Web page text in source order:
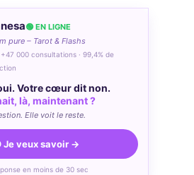
🟢 EN LIGNE
pure – Tarot & Flashs
+47 000 consultations · 99,4% de
Votre cœur dit non.
là, maintenant ?
Elle voit le reste.
Je veux savoir →
en moins de 30 sec